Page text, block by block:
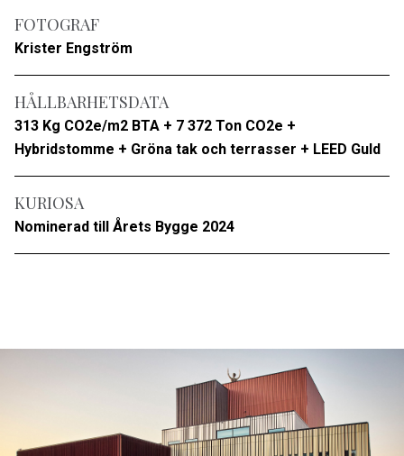
FOTOGRAF
Krister Engström
HÅLLBARHETSDATA
313 Kg CO2e/m2 BTA + 7 372 Ton CO2e +
Hybridstomme + Gröna tak och terrasser + LEED Guld
KURIOSA
Nominerad till Årets Bygge 2024